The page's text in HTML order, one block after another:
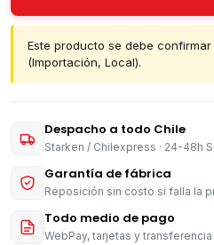
Este producto se debe
(Importación, Local).
Despacho a todo Chile
Starken / Chilexpress · 24-48h
Garantía de fábrica
Reposición sin costo si falla la
Todo medio de pago
WebPay, tarjetas y transferencia